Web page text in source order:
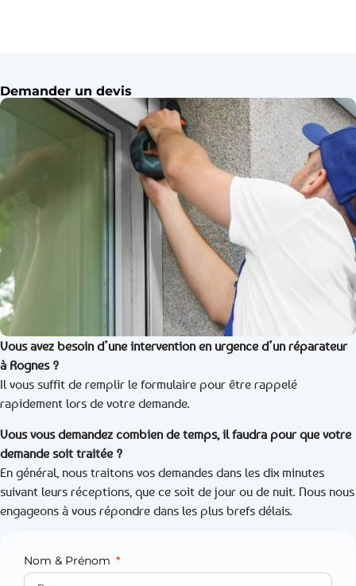
Demander un devis
Vous avez besoin d’une intervention en urgence d’un réparateur
à Rognes ?
Il vous suffit de remplir le formulaire pour être rappelé
rapidement lors de votre demande.
Vous vous demandez combien de temps, il faudra pour que votre
demande soit traitée ?
En général, nous traitons vos demandes dans les dix minutes
suivant leurs réceptions, que ce soit de jour ou de nuit. Nous nous
engageons à vous répondre dans les plus brefs délais.
Nom & Prénom